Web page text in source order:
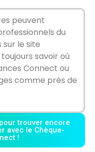
peuvent
du
sur le site
savoir où
Connect ou
comme près de
trouver encore
avec le Chèque-
!